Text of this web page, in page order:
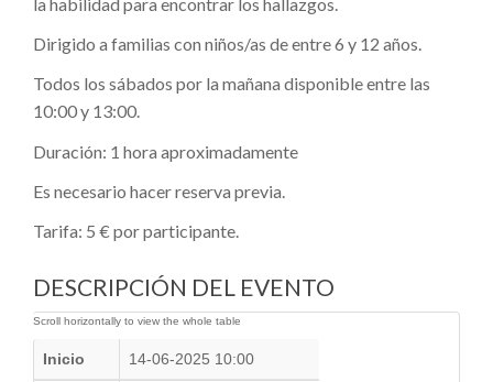
Dirigido a familias con niños/as de entre 6 y 12 años.
Todos los sábados por la mañana disponible entre las
10:00 y 13:00.
Duración: 1 hora aproximadamente
Es necesario hacer reserva previa.
Tarifa: 5 € por participante.
DESCRIPCIÓN DEL EVENTO
Inicio 14-06-2025 10:00